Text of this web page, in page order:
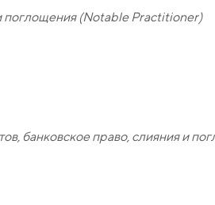
поглощения (Notable Practitioner)
банковское право, слияния и